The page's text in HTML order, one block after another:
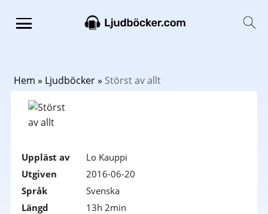
Hem » Ljudböcker» Störst av allt
Uppläst av
Lo Kauppi
Utgiven
2016-06-20
Språk
Svenska
Längd
13h 2min